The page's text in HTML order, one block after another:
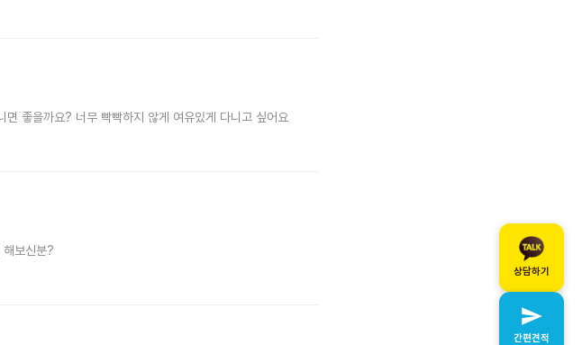
좋을까요? 너무 빡빡하지 않게 여유있게 다니고 싶어요
해보신분?
상담하기
간편견적